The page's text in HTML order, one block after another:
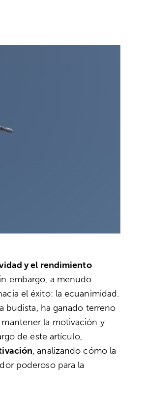
y el rendimiento
embargo, a menudo
el éxito: la ecuanimidad.
budista, ha ganado terreno
la motivación y
de este artículo,
, analizando cómo la
poderoso para la